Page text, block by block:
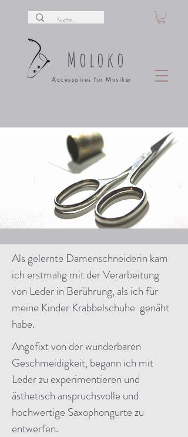
Moloko
Accessoires für Musiker
Als gelernte Damenschneiderin kam
ich erstmalig mit der Verarbeitung
von Leder in Berührung, als ich für
meine Kinder Krabbelschuhe genäht
habe.
Angefixt von der wunderbaren
Geschmeidigkeit, begann ich mit
Leder zu experimentieren und
ästhetisch anspruchsvolle und
hochwertige Saxophongurte zu
entwerfen.